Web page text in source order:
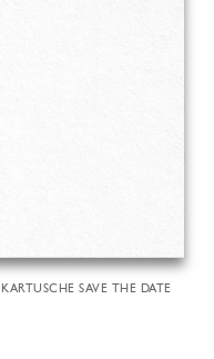
KARTUSCHE SAVE THE DATE